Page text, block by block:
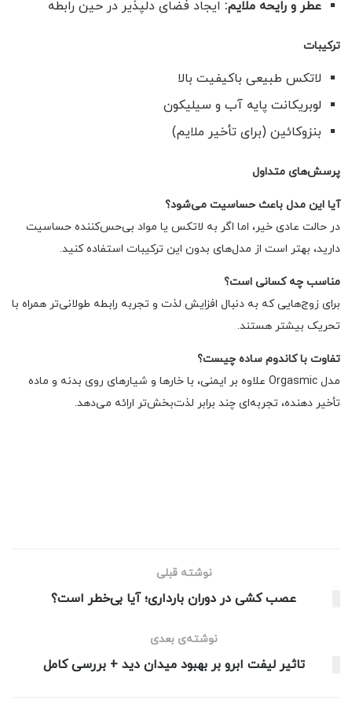
عطر و رایحه ملایم: ایجاد فضای دلپذیر در حین رابطه
ترکیبات
لاتکس طبیعی باکیفیت بالا
لوبریکانت پایه آب و سیلیکون
بنزوکائین (برای تأخیر ملایم)
پرسش‌های متداول
آیا این مدل باعث حساسیت می‌شود؟
در حالت عادی خیر، اما اگر به لاتکس یا مواد بی‌حس‌کننده حساسیت
دارید، بهتر است از مدل‌های بدون این ترکیبات استفاده کنید.
مناسب چه کسانی است؟
برای زوج‌هایی که به دنبال افزایش لذت و تجربه رابطه طولانی‌تر همراه با
تحریک بیشتر هستند.
تفاوت با کاندوم ساده چیست؟
مدل Orgasmic علاوه بر ایمنی، با خارها و شیارهای روی بدنه و ماده
تأخیر دهنده، تجربه‌ای چند برابر لذت‌بخش‌تر ارائه می‌دهد.
نوشته قبلی
عصب کشی در دوران بارداری؛ آیا بی‌خطر است؟
نوشته‌ی بعدی
تاثیر لیفت ابرو بر بهبود میدان دید + بررسی کامل